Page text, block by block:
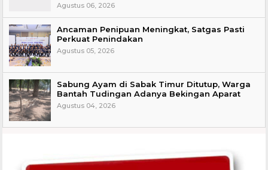
Agustus 06, 2026
Ancaman Penipuan Meningkat, Satgas Pasti
Perkuat Penindakan
Agustus 05, 2026
Sabung Ayam di Sabak Timur Ditutup, Warga
Bantah Tudingan Adanya Bekingan Aparat
Agustus 04, 2026